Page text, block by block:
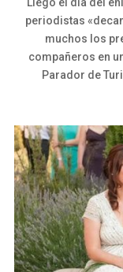
Llegó el día del
periodistas
muchos los
compañeros en
Parador de